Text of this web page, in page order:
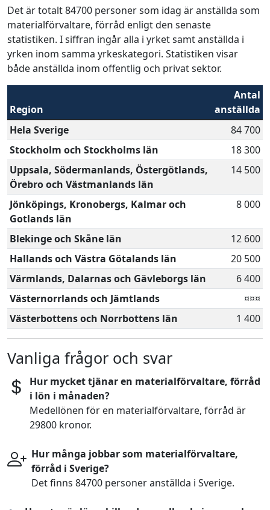
Det är totalt 84700 personer som idag är anställda som
materialförvaltare, förråd enligt den senaste
statistiken. I siffran ingår alla i yrket samt anställda i
yrken inom samma yrkeskategori. Statistiken visar
både anställda inom offentlig och privat sektor.
Region
Antal
anställda
Hela Sverige
84 700
Stockholm och Stockholms län
18 300
Uppsala, Södermanlands, Östergötlands,
Örebro och Västmanlands län
14 500
Jönköpings, Kronobergs, Kalmar och
Gotlands län
8 000
Blekinge och Skåne län
12 600
Hallands och Västra Götalands län
20 500
Värmlands, Dalarnas och Gävleborgs län
6 400
Västernorrlands och Jämtlands
¤¤¤
Västerbottens och Norrbottens län
1 400
Vanliga frågor och svar
Hur mycket tjänar en materialförvaltare, förråd
i lön i månaden?
Medellönen för en materialförvaltare, förråd är
29800 kronor.
Hur många jobbar som materialförvaltare,
förråd i Sverige?
Det finns 84700 personer anställda i Sverige.